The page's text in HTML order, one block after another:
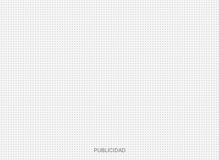
MAIL